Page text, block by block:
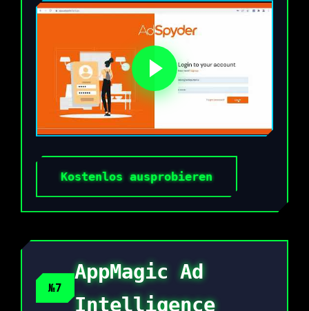
Kostenlos ausprobieren
№7
AppMagic Ad
Intelligence